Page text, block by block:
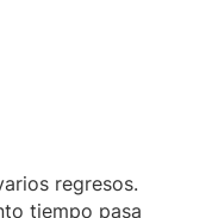
regresos.
tiempo pasa